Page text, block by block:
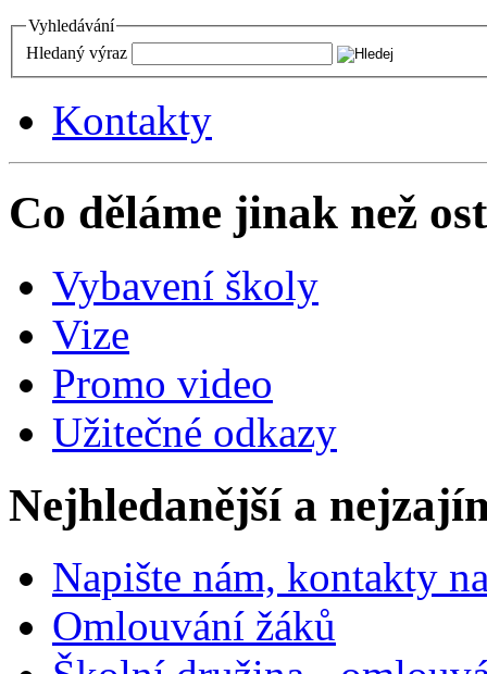
Vyhledávání
Hledaný výraz
Kontakty
Co děláme jinak než
Vybavení školy
Vize
Promo video
Užitečné odkazy
Nejhledanější a
Napište nám, kontakty
Omlouvání žáků